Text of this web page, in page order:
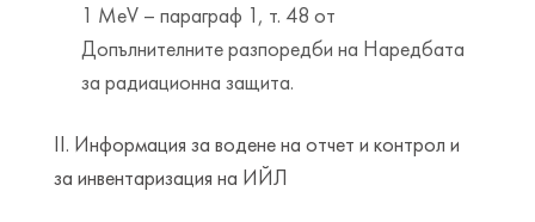
1 MeV – параграф 1, т. 48 от
Допълнителните разпоредби на Наредбата
за радиационна защита.
ІІ. Информация за водене на отчет и контрол и
за инвентаризация на ИЙЛ